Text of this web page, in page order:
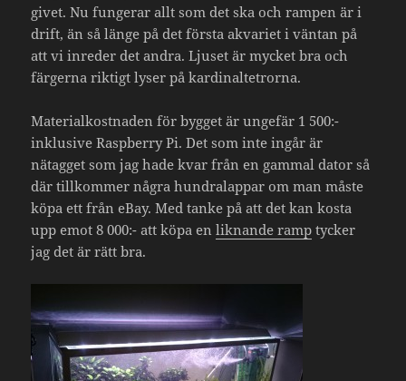
givet. Nu fungerar allt som det ska och rampen är i
drift, än så länge på det första akvariet i väntan på
att vi inreder det andra. Ljuset är mycket bra och
färgerna riktigt lyser på kardinaltetrorna.
Materialkostnaden för bygget är ungefär 1 500:-
inklusive Raspberry Pi. Det som inte ingår är
nätagget som jag hade kvar från en gammal dator så
där tillkommer några hundralappar om man måste
köpa ett från eBay. Med tanke på att det kan kosta
upp emot 8 000:- att köpa enliknande ramp tycker
jag det är rätt bra.